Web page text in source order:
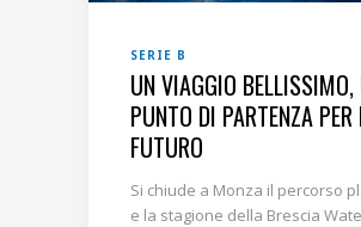
SERIE B
UN VIAGGIO BELLISSIMO,
PUNTO DI PARTENZA
FUTURO
Si chiude a Monza il percorso
e la stagione della Brescia